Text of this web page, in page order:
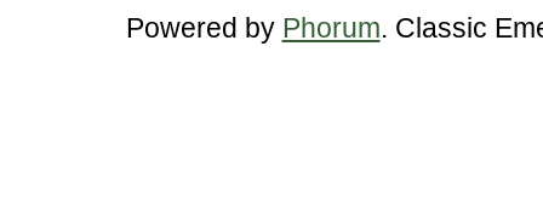
Powered by Phorum. Classic